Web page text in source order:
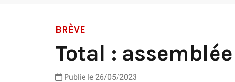
BRÈVE
Total :
Publié le 26/05/2023